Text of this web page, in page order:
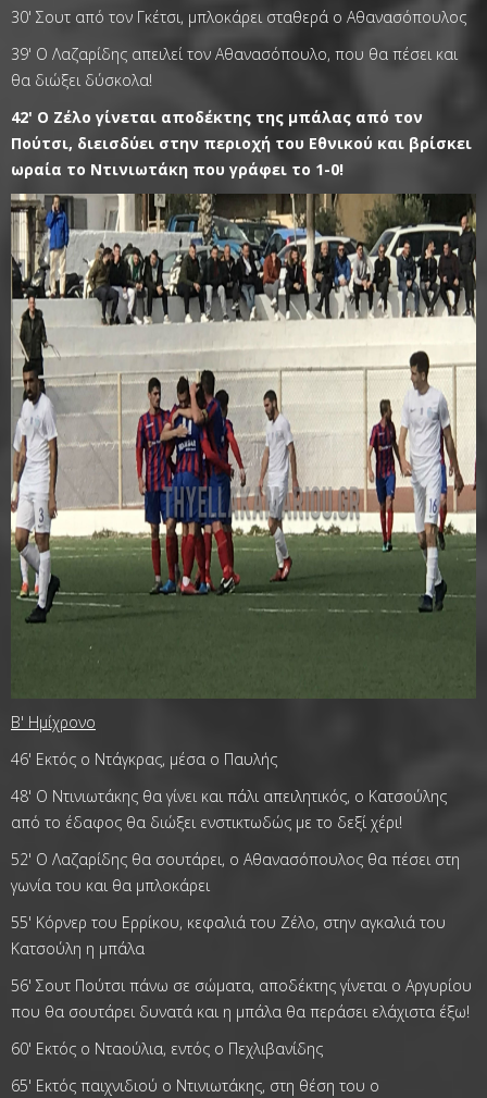
30' Σουτ από τον Γκέτσι, μπλοκάρει σταθερά ο Αθανασόπουλος
39' Ο Λαζαρίδης απειλεί τον Αθανασόπουλο, που θα πέσει και
θα διώξει δύσκολα!
42' Ο Ζέλο γίνεται αποδέκτης της μπάλας από τον
Πούτσι, διεισδύει στην περιοχή του Εθνικού και βρίσκει
ωραία το Ντινιωτάκη που γράφει το 1-0!
Β' Ημίχρονο
46' Εκτός ο Ντάγκρας, μέσα ο Παυλής
48' Ο Ντινιωτάκης θα γίνει και πάλι απειλητικός, ο Κατσούλης
από το έδαφος θα διώξει ενστικτωδώς με το δεξί χέρι!
52' Ο Λαζαρίδης θα σουτάρει, ο Αθανασόπουλος θα πέσει στη
γωνία του και θα μπλοκάρει
55' Κόρνερ του Ερρίκου, κεφαλιά του Ζέλο, στην αγκαλιά του
Κατσούλη η μπάλα
56' Σουτ Πούτσι πάνω σε σώματα, αποδέκτης γίνεται ο Αργυρίου
που θα σουτάρει δυνατά και η μπάλα θα περάσει ελάχιστα έξω!
60' Εκτός ο Νταούλια, εντός ο Πεχλιβανίδης
65' Εκτός παιχνιδιού ο Ντινιωτάκης, στη θέση του ο